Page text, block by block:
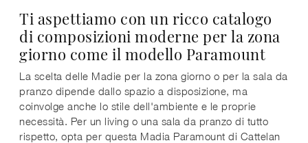
Ti aspettiamo con un ricco catalogo
di composizioni moderne per la zona
giorno come il modello Paramount
La scelta delle Madie per la zona giorno o per la sala da
pranzo dipende dallo spazio a disposizione, ma
coinvolge anche lo stile dell'ambiente e le proprie
necessità. Per un living o una sala da pranzo di tutto
rispetto, opta per questa Madia Paramount di Cattelan